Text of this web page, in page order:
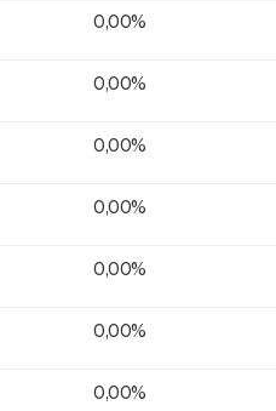
0,00%
0,00%
0,00%
0,00%
0,00%
0,00%
0,00%